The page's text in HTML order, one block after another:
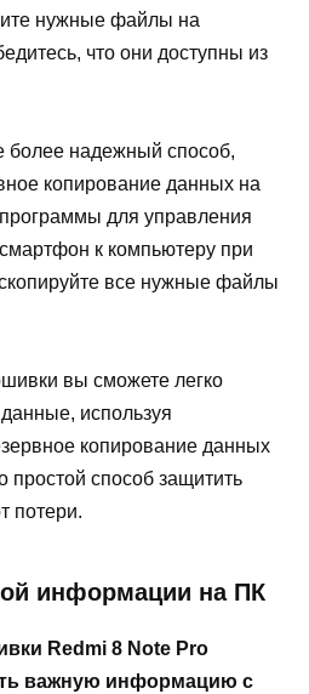
нужные файлы на
что они доступны из
более надежный способ,
копирование данных на
для управления
к компьютеру при
все нужные файлы
вы сможете легко
используя
копирование данных
способ защитить
потери.
информации на ПК
Redmi 8 Note Pro
важную информацию с